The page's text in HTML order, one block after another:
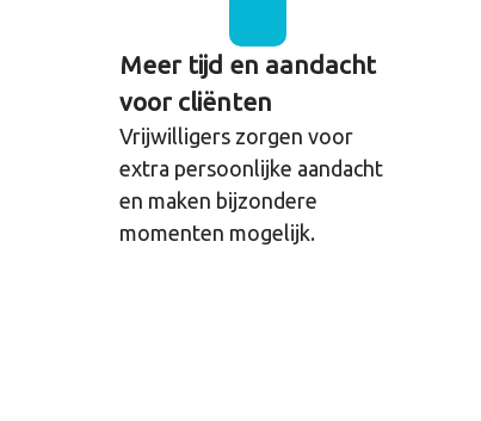
Meer tijd en aandacht
voor cliënten
Vrijwilligers zorgen voor
extra persoonlijke aandacht
en maken bijzondere
momenten mogelijk.